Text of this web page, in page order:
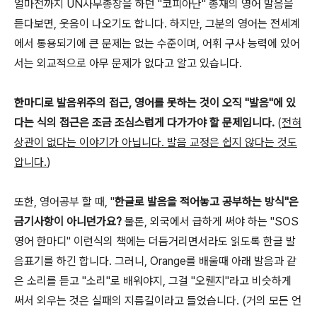
얼마전까지 UN사무총장을 하던 "코피아난" 총재의 영어 발음을
듣다보면, 웃음이 나오기도 합니다. 하지만, 그분의 영어는 전세계
에서 통용되기에 큰 문제는 없는 수준이며, 어휘 구사 능력에 있어
서는 외교적으로 아무 문제가 없다고 알고 있습니다.
한마디로 발음위주의 접근, 영어를 못하는 것이 오직 "발음"에 있
다는 식의 접근은 조금 조심스럽게 다가가야 할 문제입니다. (전혀
상관이 없다는 이야기가 아닙니다. 발음 교정은 쉽지 않다는 것도
압니다.)
또한, 영어공부 할 때, "한글로 발음을 적어놓고 공부하는 방식"은
금기사항이 아니던가요? 물론, 외국에서 급하게 써야 하는 "SOS
영어 한마디" 이런식의 책에는 더듬거리면서라도 읽도록 한글 발
음표기를 하긴 합니다. 그러니, Orange를 배울때 아래 발음과 같
은 소리를 듣고 "소리"로 배워야지, 그걸 "오뤤지"라고 비슷하게
써서 외우는 것은 실패의 지름길이라고 들었습니다. (거의 모든 언